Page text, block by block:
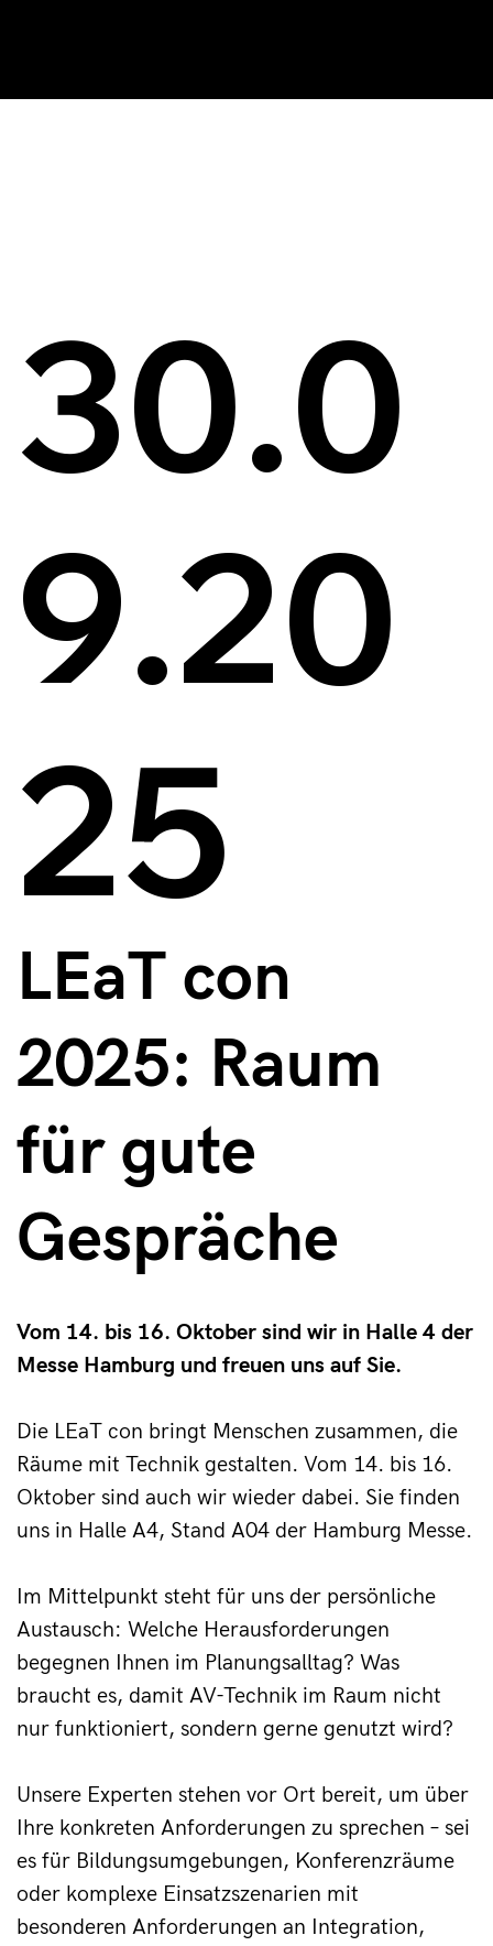
Vom 14. bis 16. Oktober sind wir in Halle 4 der
Messe Hamburg und freuen uns auf Sie.
Die LEaT con bringt Menschen zusammen, die
Räume mit Technik gestalten. Vom 14. bis 16.
Oktober sind auch wir wieder dabei. Sie finden
uns in Halle A4, Stand A04 der Hamburg Messe.
Im Mittelpunkt steht für uns der persönliche
Austausch: Welche Herausforderungen
begegnen Ihnen im Planungsalltag? Was
braucht es, damit AV-Technik im Raum nicht
nur funktioniert, sondern gerne genutzt wird?
Unsere Experten stehen vor Ort bereit, um über
Ihre konkreten Anforderungen zu sprechen – sei
es für Bildungsumgebungen, Konferenzräume
oder komplexe Einsatzszenarien mit
besonderen Anforderungen an Integration,
30.0
9.20
25
LEaT con
2025: Raum
für gute
Gespräche